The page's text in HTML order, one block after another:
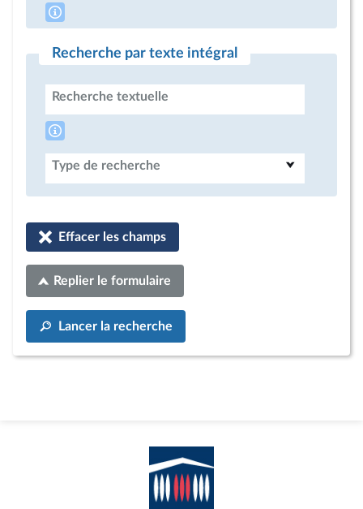
Recherche par texte intégral
Recherche textuelle
Type de recherche
Effacer les champs
Replier le formulaire
Lancer la recherche